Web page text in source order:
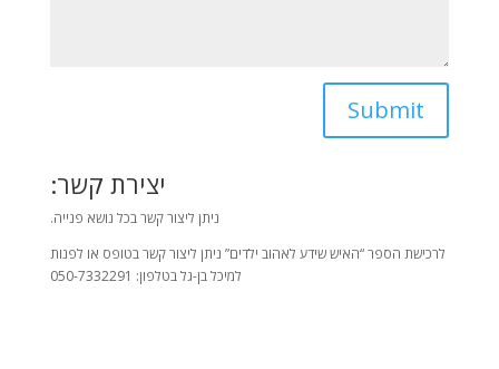
יצירת קשר:
ניתן ליצור קשר בכל נושא פנייה.
לרכישת הספר “האיש שידע לאהוב ילדים” ניתן ליצור קשר בטופס או לפנות
למיכל בן-גל בטלפון: 050-7332291